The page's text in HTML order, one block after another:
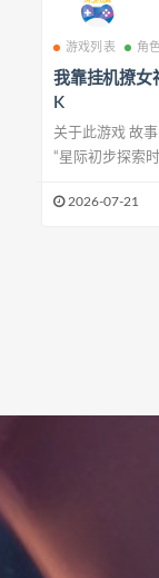
游戏列表 角
我靠挂机撩女
K
关于此游戏 故事： 2050年，人类文明已进入
“星际初步探索
在90亿左右，
2026-07-21